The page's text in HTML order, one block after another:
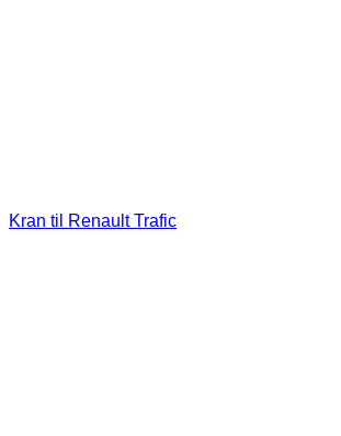
Kran til Renault Trafic